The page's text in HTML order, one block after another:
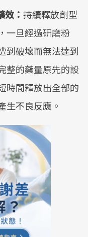
： 持續釋放劑型
一旦經過研磨粉
到破壞而無法達到
整的藥量原先的設
時間釋放出全部的
生不良反應。